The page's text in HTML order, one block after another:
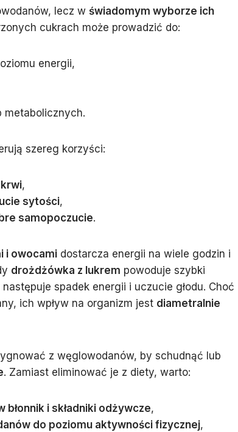
lecz w świadomym wyborze ich
cukrach może prowadzić do:
energii,
metabolicznych.
szereg korzyści:
,
sytości,
samopoczucie.
i owocami dostarcza energii na wiele godzin i
drożdżówka z lukrem powoduje szybki
spadek energii i uczucie głodu. Choć
ich wpływ na organizm jest diametralnie
z węglowodanów, by schudnąć lub
. Zamiast eliminować je z diety, warto:
i składniki odżywcze,
do poziomu aktywności fizycznej,